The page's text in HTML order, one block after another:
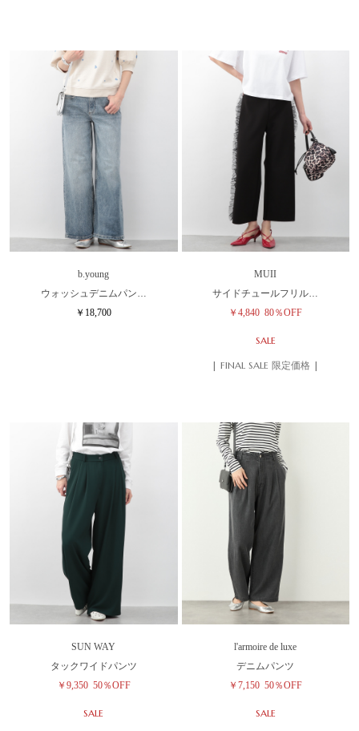
b.young
ウォッシュデニムパン…
￥18,700
MUII
サイドチュールフリル…
￥4,840 80％OFF
SALE
| FINAL SALE 限定価格 |
SUN WAY
タックワイドパンツ
￥9,350 50％OFF
SALE
l'armoire de luxe
デニムパンツ
￥7,150 50％OFF
SALE